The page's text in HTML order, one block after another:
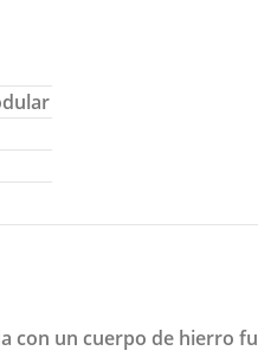
con un cuerpo de